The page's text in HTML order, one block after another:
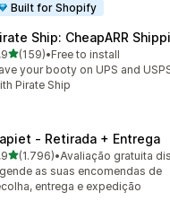
Built for Shopify
Ship: CheapARR
de 5 estrelas
(159)
total de avaliações
•Free to install
your booty on UPS and
Pirate Ship
‑ Retirada + Entrega
de 5 estrelas
(1.796)
total de avaliações
•
as suas encomendas de
entrega e expedição